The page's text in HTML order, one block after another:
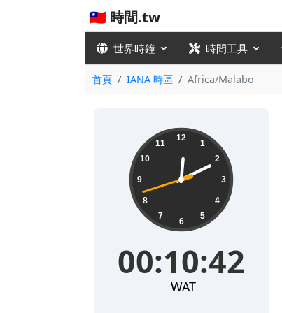
🇹🇼 時間.tw
世界時鐘 時間工具
首頁 IANA 時區 Africa/Malabo
00:10:43 12
1
2
3
4
5
6
7
8
9
10
11
00:10:43
WAT